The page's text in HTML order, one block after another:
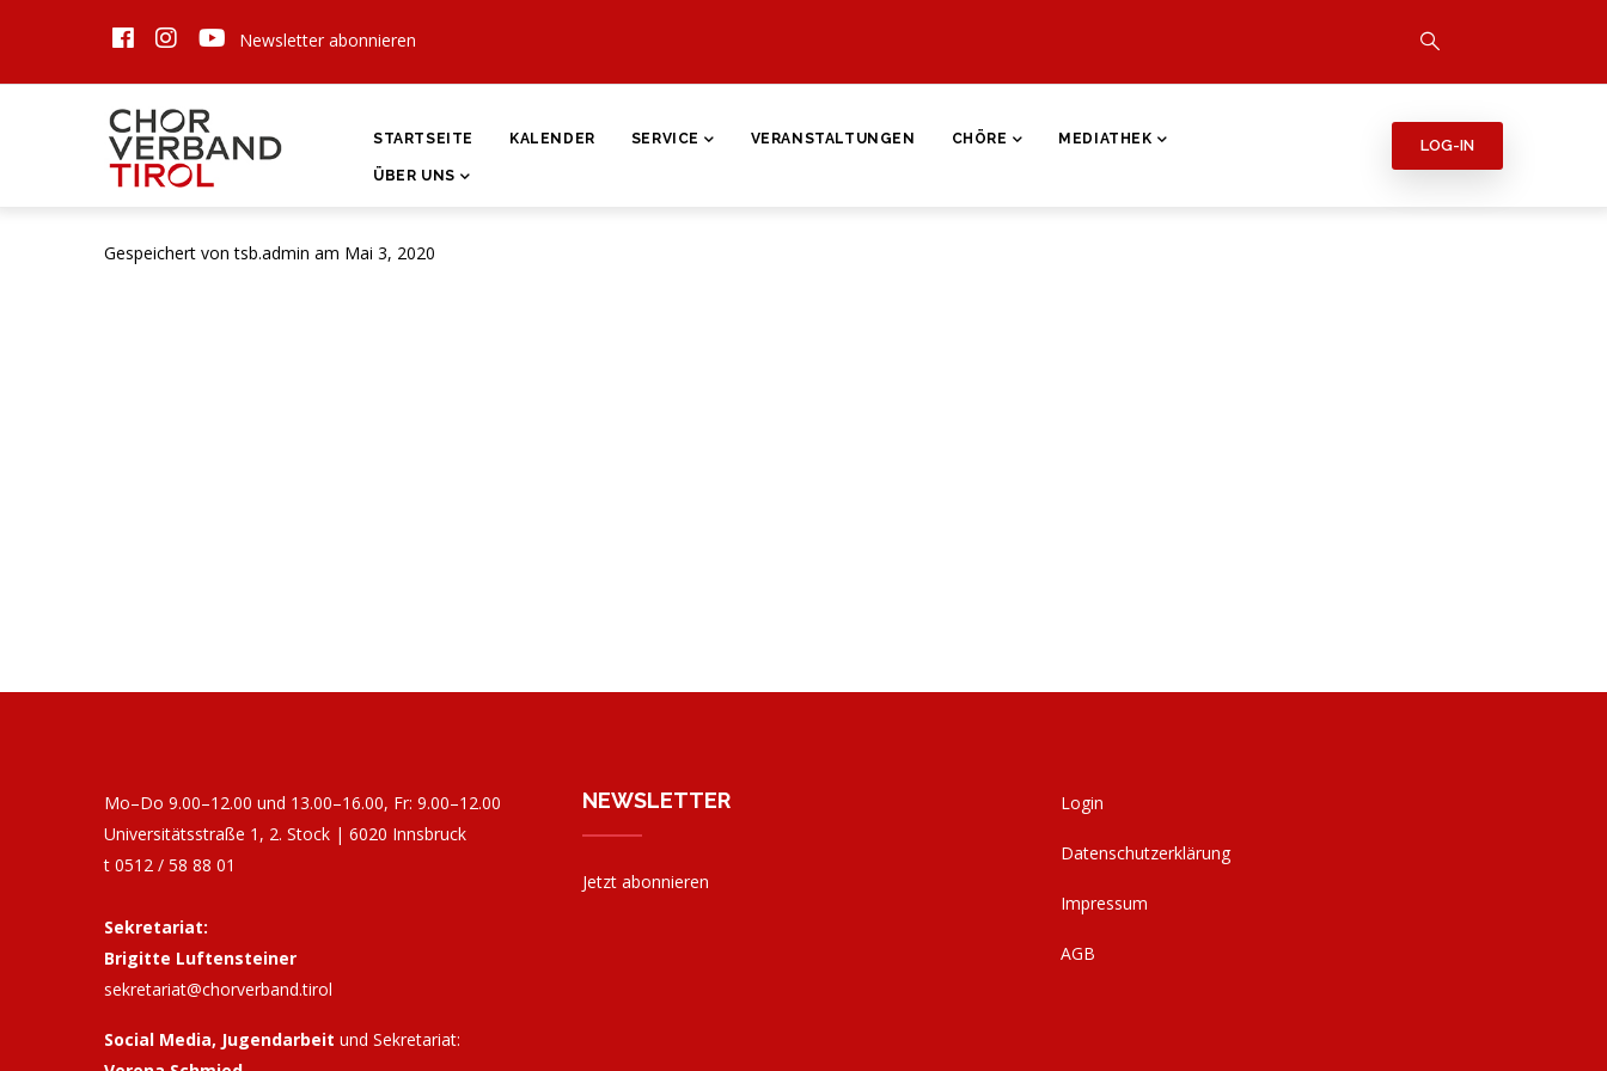
Newsletter abonnieren
HAUPTNAVIGATION
STARTSEITE KALENDER SERVICE VERANSTALTUNGEN CHÖRE MEDIATHEK
ÜBER UNS
LOG-IN
Gespeichert vontsb.admin am Mai 3, 2020
Mo–Do 9.00–12.00 und 13.00–16.00, Fr: 9.00–12.00
Universitätsstraße 1, 2. Stock | 6020 Innsbruck
t 0512 / 58 88 01
Sekretariat:
Brigitte Luftensteiner
sekretariat@chorverband.tirol
Social Media, Jugendarbeit und Sekretariat:
NEWSLETTER
Jetzt abonnieren
Login
Datenschutzerklärung
Impressum
AGB